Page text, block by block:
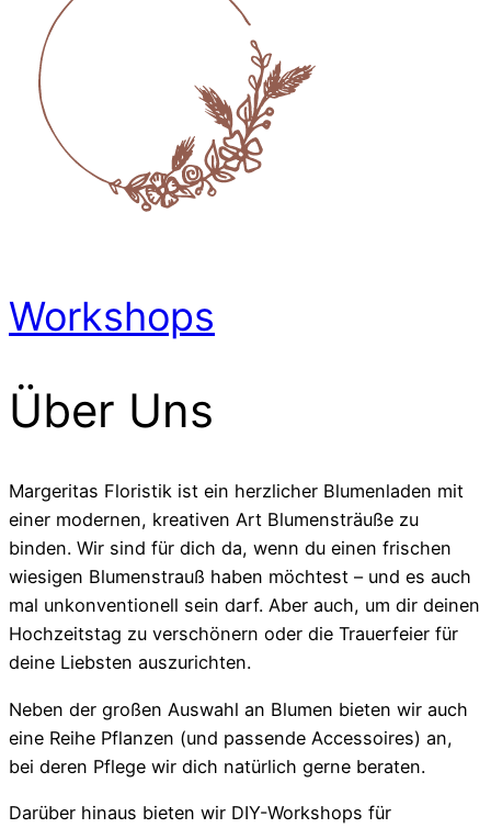
Workshops
Über Uns
Margeritas Floristik ist ein herzlicher Blumenladen mit
einer modernen, kreativen Art Blumensträuße zu
binden. Wir sind für dich da, wenn du einen frischen
wiesigen Blumenstrauß haben möchtest – und es auch
mal unkonventionell sein darf. Aber auch, um dir deinen
Hochzeitstag zu verschönern oder die Trauerfeier für
deine Liebsten auszurichten.
Neben der großen Auswahl an Blumen bieten wir auch
eine Reihe Pflanzen (und passende Accessoires) an,
bei deren Pflege wir dich natürlich gerne beraten.
Darüber hinaus bieten wir DIY-Workshops für